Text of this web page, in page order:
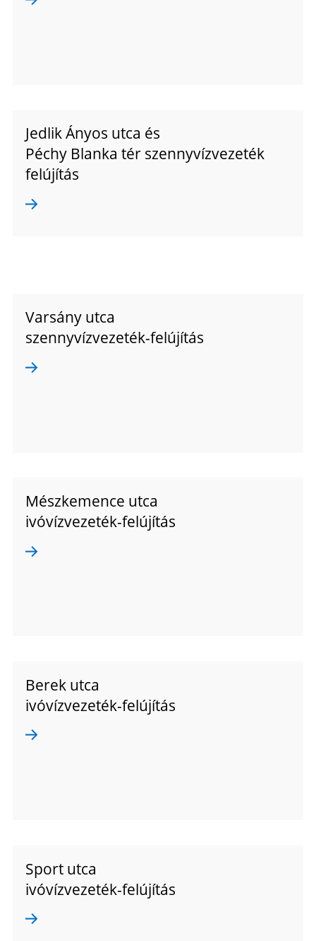
Jedlik Ányos utca és
Péchy Blanka tér szennyvízvezeték
felújítás
Varsány utca
szennyvízvezeték-felújítás
Mészkemence utca
ivóvízvezeték-felújítás
Berek utca
ivóvízvezeték-felújítás
Sport utca
ivóvízvezeték-felújítás